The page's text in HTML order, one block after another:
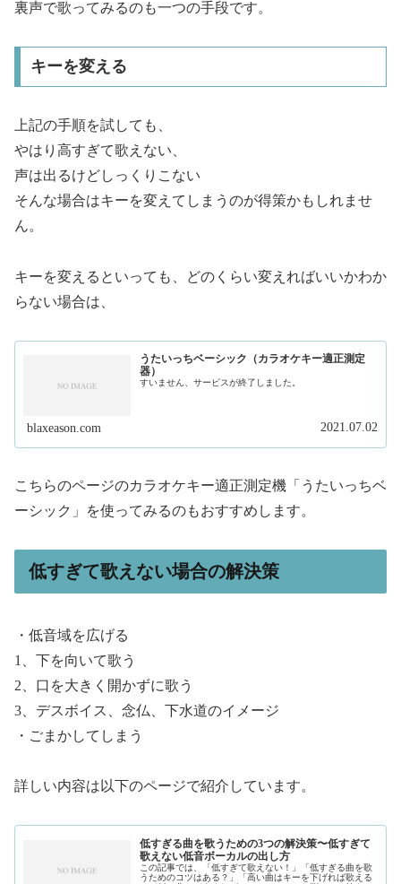
裏声で歌ってみるのも一つの手段です。
キーを変える
上記の手順を試しても、
やはり高すぎて歌えない、
声は出るけどしっくりこない
そんな場合はキーを変えてしまうのが得策かもしれませ
ん。
キーを変えるといっても、どのくらい変えればいいかわか
らない場合は、
うたいっちベーシック（カラオケキー適正測定
器）
すいません、サービスが終了しました。
blaxeason.com 2021.07.02
こちらのページのカラオケキー適正測定機「うたいっちベ
ーシック」を使ってみるのもおすすめします。
低すぎて歌えない場合の解決策
・低音域を広げる
1、下を向いて歌う
2、口を大きく開かずに歌う
3、デスボイス、念仏、下水道のイメージ
・ごまかしてしまう
詳しい内容は以下のページで紹介しています。
低すぎる曲を歌うための3つの解決策〜低すぎて
歌えない低音ボーカルの出し方
この記事では、「低すぎて歌えない！」「低すぎる曲を歌
うためのコツはある？」「高い曲はキーを下げれば歌える